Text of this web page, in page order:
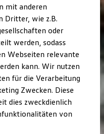
mit anderen
Dritter, wie z.B.
oder
werden, sodass
Webseiten relevante
kann. Wir nutzen
für die Verarbeitung
Zwecken. Diese
dies zweckdienlich
von